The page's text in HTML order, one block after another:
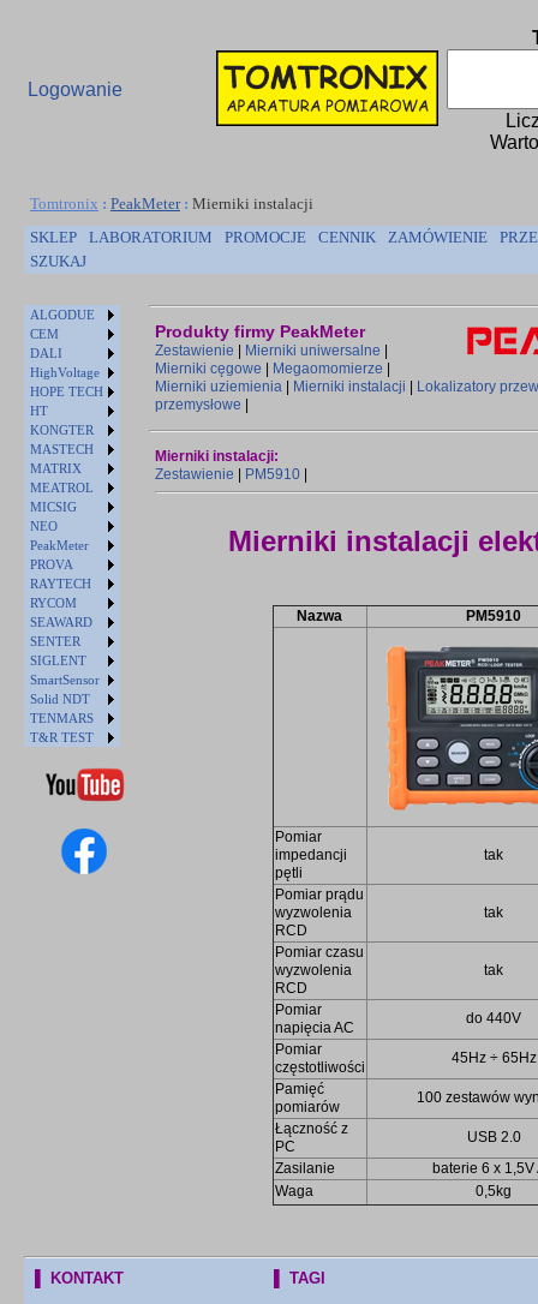
Logowanie
Tomtronix : PeakMeter: Mierniki instalacji
SKLEP
LABORATORIUM PROMOCJE CENNIK ZAMÓWIENIE
SZUKAJ
ALGODUE
CEM
DALI
HighVoltage
HOPE TECH
HT
KONGTER
MASTECH
MATRIX
MEATROL
MICSIG
NEO
PeakMeter
PROVA
RAYTECH
RYCOM
SEAWARD
SENTER
SIGLENT
SmartSensor
Solid NDT
TENMARS
T&R TEST
Produkty firmy PeakMeter
Zestawienie Mierniki uniwersalne
Mierniki cęgowe
Megaomomierze
Mierniki uziemienia
Mierniki instalacji
Lokalizatory
przemysłowe
Mierniki instalacji:
Zestawienie
PM5910
Mierniki instalacji
Nazwa PM5910
Pomiar
impedancji
pętli
tak
Pomiar prądu
wyzwolenia
RCD
tak
Pomiar czasu
wyzwolenia
RCD
tak
Pomiar
napięcia AC
do 440V
Pomiar
częstotliwości
45Hz ÷ 65Hz
Pamięć
pomiarów
100 zestawów
Łączność z
PC
USB 2.0
Zasilanie
baterie 6 x 1,5V
Waga
0,5kg
▌ KONTAKT
▌ TAGI